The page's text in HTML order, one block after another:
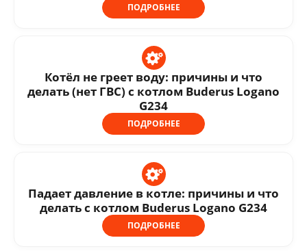
ПОДРОБНЕЕ
Котёл не греет воду: причины и что
делать (нет ГВС) с котлом Buderus Logano
G234
ПОДРОБНЕЕ
Падает давление в котле: причины и что
делать с котлом Buderus Logano G234
ПОДРОБНЕЕ